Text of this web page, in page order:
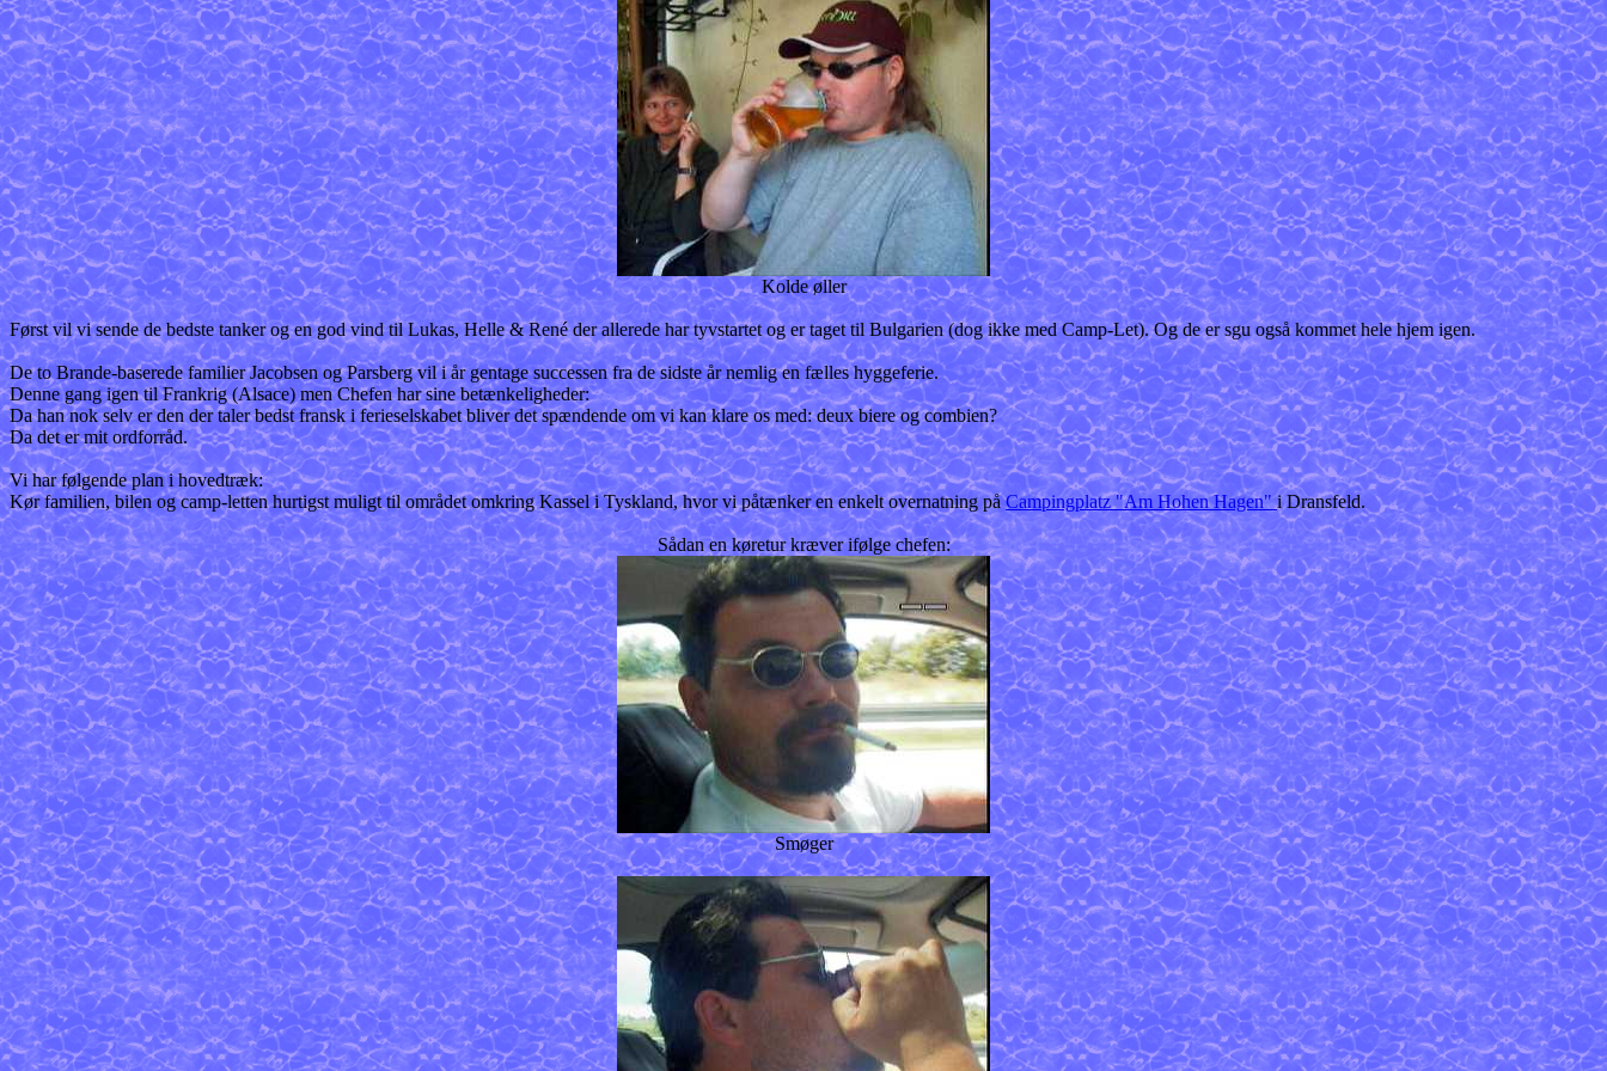
Kolde øller
Først vil vi sende de bedste tanker og en god vind til Lukas, Helle & René der allerede har tyvstartet og er taget til Bulgarien (dog ikke med Camp-Let). Og de er sgu også kommet hele hjem igen.
De to Brande-baserede familier Jacobsen og Parsberg vil i år gentage successen fra de sidste år nemlig en fælles hyggeferie.
Denne gang igen til Frankrig (Alsace) men Chefen har sine betænkeligheder:
Da han nok selv er den der taler bedst fransk i ferieselskabet bliver det spændende om vi kan klare os med: deux biere og combien?
Da det er mit ordforråd.
Vi har følgende plan i hovedtræk:
Kør familien, bilen og camp-letten hurtigst muligt til området omkring Kassel i Tyskland, hvor vi påtænker en enkelt overnatning påCampingplatz "Am Hohen Hagen"i Dransfeld.
Sådan en køretur kræver ifølge chefen:
Smøger